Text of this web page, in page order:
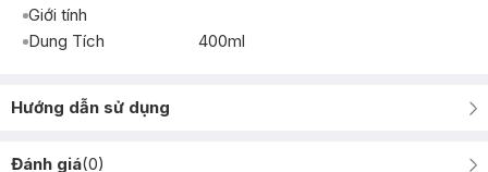
Giới tính
Dung Tích
400ml
Hướng dẫn sử dụng
Đánh giá(0)